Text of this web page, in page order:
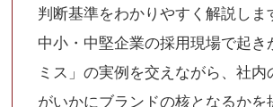
判断基準をわかりやすく解説しま
中小・中堅企業の採用現場で起き
ミス」の実例を交えながら、社内
がいかにブランドの核となるかを